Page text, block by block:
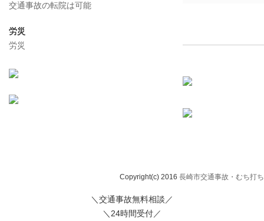
交通事故の転院は可能
労災
労災
Copyright(c) 2016 長崎市交通事故・むち打
＼交通事故無料相談／
＼24時間受付／